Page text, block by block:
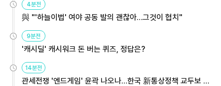
4분전
與 "'하늘이법' 여야 공동 발의 괜찮아…그것이 협치"
9분전
'캐시딜' 캐시워크 돈 버는 퀴즈, 정답은?
14분전
관세전쟁 '엔드게임' 윤곽 나오나…한국 新통상정책 교두보 활